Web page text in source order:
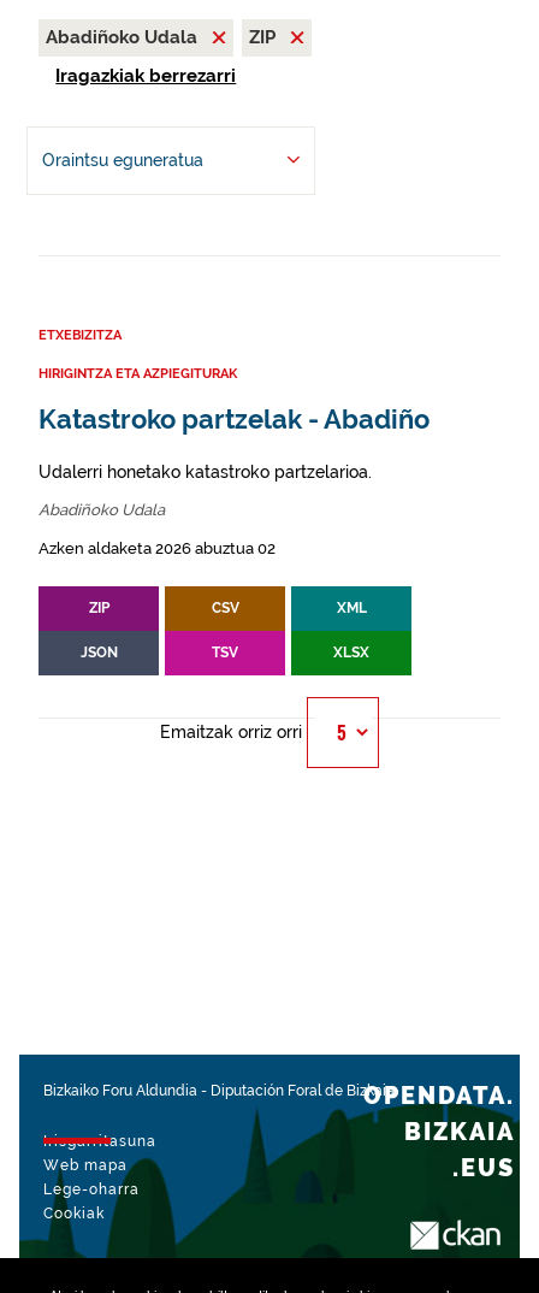
Abadiñoko Udala
ZIP
Iragazkiak berrezarri
Oraintsu eguneratua
ETXEBIZITZA
HIRIGINTZA ETA AZPIEGITURAK
Katastroko partzelak - Abadiño
Udalerri honetako katastroko partzelarioa.
Abadiñoko Udala
Azken aldaketa 2026 abuztua 02
ZIP CSV XML
JSON TSV XLSX
Emaitzak orriz orri
Bizkaiko Foru Aldundia - Diputación Foral de Bizkaia
Irisgarritasuna
Web mapa
Lege-oharra
Cookiak
OPENDATA.
BIZKAIA
.EUS